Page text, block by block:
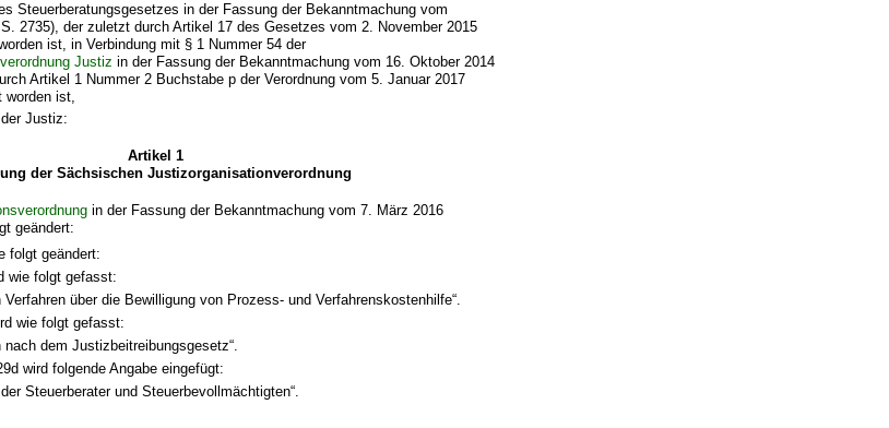
Steuerberatungsgesetzes in der Fassung der Bekanntmachung vom
2735), der zuletzt durch Artikel 17 des Gesetzes vom 2. November 2015
ist, in Verbindung mit § 1 Nummer 54 der
Justiz in der Fassung der Bekanntmachung vom 16. Oktober 2014
Artikel 1 Nummer 2 Buchstabe p der Verordnung vom 5. Januar 2017
worden ist,
Justiz:
Artikel 1
der Sächsischen Justizorganisationverordnung
in der Fassung der Bekanntmachung vom 7. März 2016
geändert:
folgt geändert:
wie folgt gefasst:
über die Bewilligung von Prozess- und Verfahrenskostenhilfe“.
wie folgt gefasst:
dem Justizbeitreibungsgesetz“.
wird folgende Angabe eingefügt:
Steuerberater und Steuerbevollmächtigten“.